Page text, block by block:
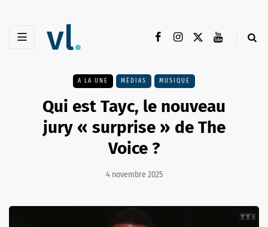
A LA UNE MÉDIAS MUSIQUE
Qui est Tayc, le nouveau
jury « surprise » de The
Voice ?
4 novembre 2025